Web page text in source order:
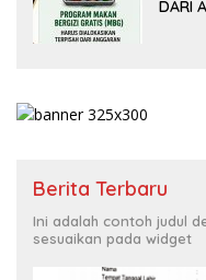
DARI
Berita Terbaru
Ini adalah contoh judul
sesuaikan pada widget